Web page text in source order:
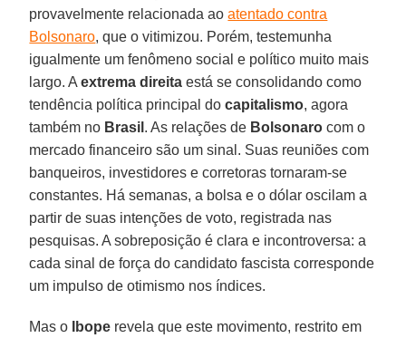
provavelmente relacionada aoatentado contra
Bolsonaro, que o vitimizou. Porém, testemunha
igualmente um fenômeno social e político muito mais
largo. Aextrema direita está se consolidando como
tendência política principal docapitalismo, agora
também no Brasil . As relações de Bolsonaro com o
mercado financeiro são um sinal. Suas reuniões com
banqueiros, investidores e corretoras tornaram-se
constantes. Há semanas, a bolsa e o dólar oscilam a
partir de suas intenções de voto, registrada nas
pesquisas. A sobreposição é clara e incontroversa: a
cada sinal de força do candidato fascista corresponde
um impulso de otimismo nos índices.
Mas o Ibope revela que este movimento, restrito em